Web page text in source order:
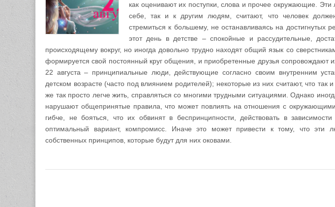
как оценивают их поступки, слова и прочее окружающие.
себе, так и к другим людям, считают, что человек
стремиться к большему, не останавливаясь на достигнутых
этот день в детстве – спокойные и рассудительные,
происходящему вокруг, но иногда довольно трудно находят общий язык со
формируется свой постоянный круг общения, и приобретенные друзья сопровождают
22 августа – принципиальные люди, действующие согласно своим внутренним
детском возрасте (часто под влиянием родителей); некоторые из них считают, что так
же так просто легче жить, справляться со многими трудными ситуациями. Однако
нарушают общепринятые правила, что может повлиять на отношения с
гибче, не бояться, что их обвинят в беспринципности, действовать в
оптимальный вариант, компромисс. Иначе это может привести к тому, что эти
собственных принципов, которые будут для них оковами.